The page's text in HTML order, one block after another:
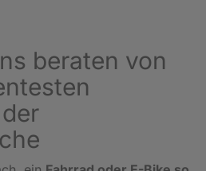
beraten von